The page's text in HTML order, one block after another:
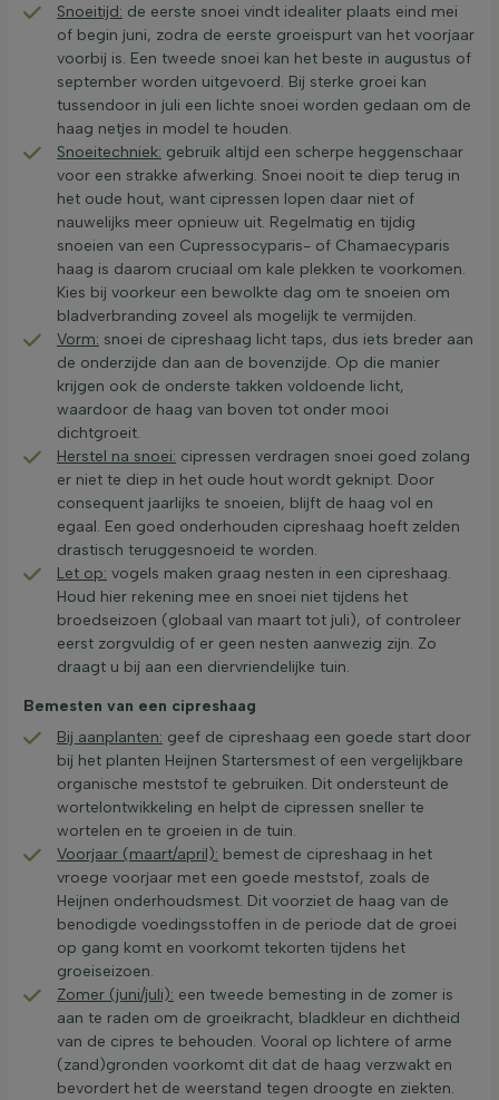
Snoeitijd: de eerste snoei vindt idealiter plaats eind mei
of begin juni, zodra de eerste groeispurt van het voorjaar
voorbij is. Een tweede snoei kan het beste in augustus of
september worden uitgevoerd. Bij sterke groei kan
tussendoor in juli een lichte snoei worden gedaan om de
haag netjes in model te houden.
Snoeitechniek: gebruik altijd een scherpe heggenschaar
voor een strakke afwerking. Snoei nooit te diep terug in
het oude hout, want cipressen lopen daar niet of
nauwelijks meer opnieuw uit. Regelmatig en tijdig
snoeien van een Cupressocyparis- of Chamaecyparis
haag is daarom cruciaal om kale plekken te voorkomen.
Kies bij voorkeur een bewolkte dag om te snoeien om
bladverbranding zoveel als mogelijk te vermijden.
Vorm: snoei de cipreshaag licht taps, dus iets breder aan
de onderzijde dan aan de bovenzijde. Op die manier
krijgen ook de onderste takken voldoende licht,
waardoor de haag van boven tot onder mooi
dichtgroeit.
Herstel na snoei: cipressen verdragen snoei goed zolang
er niet te diep in het oude hout wordt geknipt. Door
consequent jaarlijks te snoeien, blijft de haag vol en
egaal. Een goed onderhouden cipreshaag hoeft zelden
drastisch teruggesnoeid te worden.
Let op: vogels maken graag nesten in een cipreshaag.
Houd hier rekening mee en snoei niet tijdens het
broedseizoen (globaal van maart tot juli), of controleer
eerst zorgvuldig of er geen nesten aanwezig zijn. Zo
draagt u bij aan een diervriendelijke tuin.
Bemesten van een cipreshaag
Bij aanplanten: geef de cipreshaag een goede start door
bij het planten Heijnen Startersmest of een vergelijkbare
organische meststof te gebruiken. Dit ondersteunt de
wortelontwikkeling en helpt de cipressen sneller te
wortelen en te groeien in de tuin.
Voorjaar (maart/april): bemest de cipreshaag in het
vroege voorjaar met een goede meststof, zoals de
Heijnen onderhoudsmest. Dit voorziet de haag van de
benodigde voedingsstoffen in de periode dat de groei
op gang komt en voorkomt tekorten tijdens het
groeiseizoen.
Zomer (juni/juli): een tweede bemesting in de zomer is
aan te raden om de groeikracht, bladkleur en dichtheid
van de cipres te behouden. Vooral op lichtere of arme
(zand)gronden voorkomt dit dat de haag verzwakt en
bevordert het de weerstand tegen droogte en ziekten.